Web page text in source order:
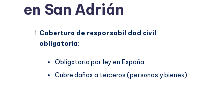
en San Adrián
Cobertura de responsabilidad civil
obligatoria:
Obligatoria por ley en España.
Cubre daños a terceros (personas y bienes).